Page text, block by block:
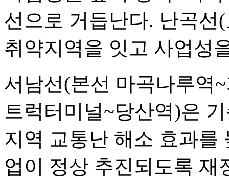
선으로 거듭난다. 난곡선
취약지역을 잇고 사업성
서남선(본선 마곡나루역
트럭터미널~당산역)은
지역 교통난 해소 효과를
업이 정상 추진되도록 재